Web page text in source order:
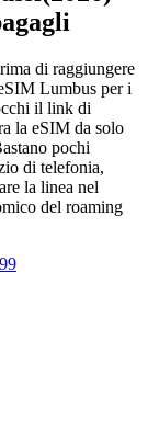
di raggiungere
Lumbus per i
il link di
la eSIM da solo
pochi
di telefonia,
la linea nel
del roaming